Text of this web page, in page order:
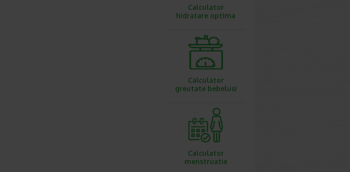
Calculator
hidratare optima
Calculator
greutate bebelusi
Calculator
menstruatie